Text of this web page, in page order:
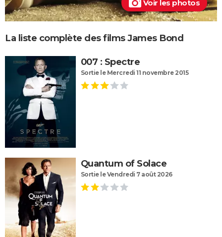
Voir les photos
La liste complète des films James Bond
007 : Spectre
Sortie le Mercredi 11 novembre 2015
Quantum of Solace
Sortie le Vendredi 7 août 2026